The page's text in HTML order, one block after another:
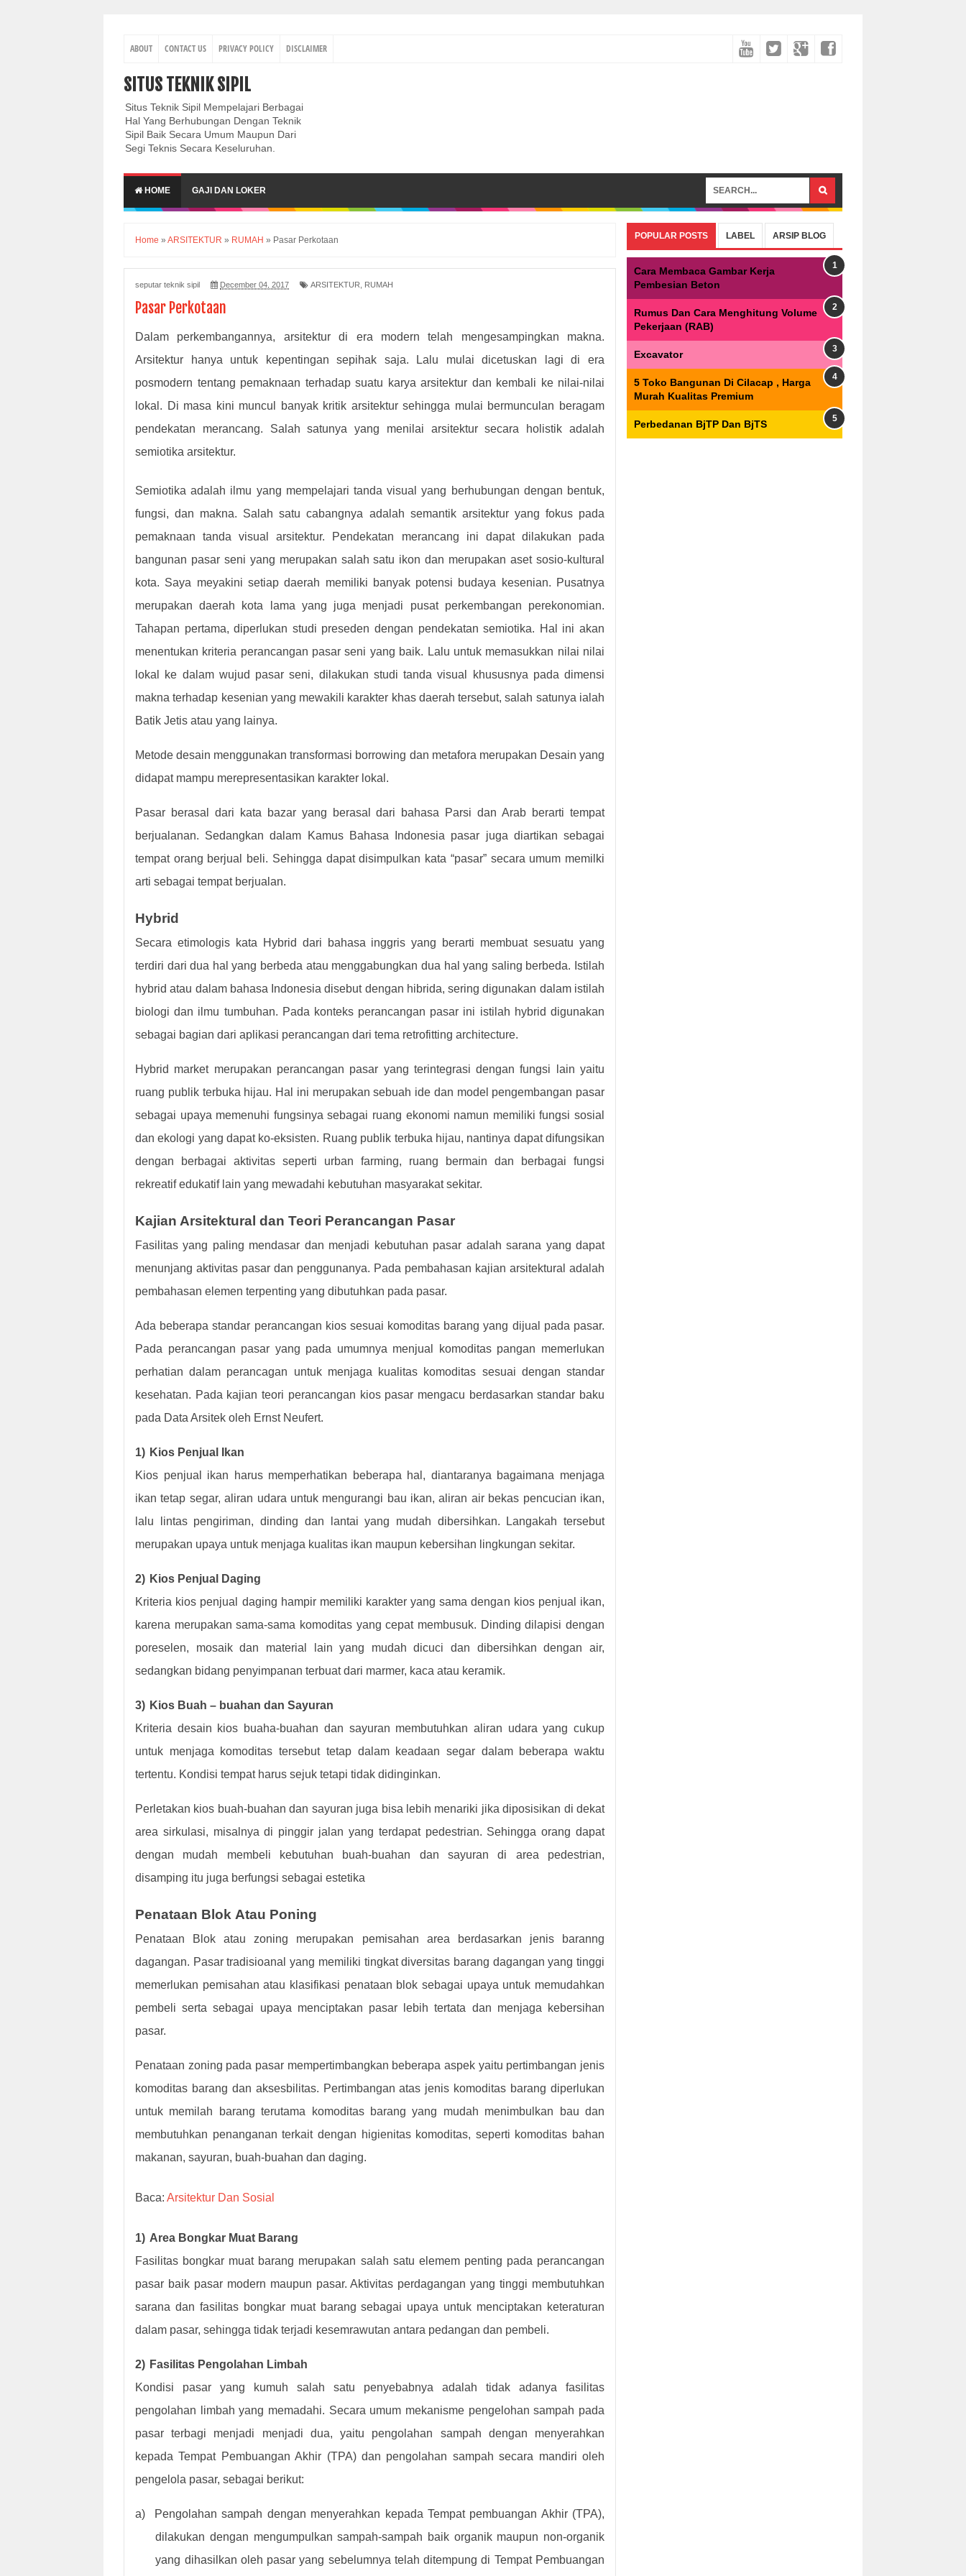
ABOUT CONTACT US PRIVACY POLICY DISCLAIMER
SITUS TEKNIK SIPIL
Situs Teknik Sipil Mempelajari Berbagai
Hal Yang Berhubungan Dengan Teknik
Sipil Baik Secara Umum Maupun Dari
Segi Teknis Secara Keseluruhan.
HOME GAJI DAN LOKER
Home » ARSITEKTUR » RUMAH » Pasar Perkotaan
seputar teknik sipil December 04, 2017 ARSITEKTUR RUMAH
Pasar Perkotaan
Dalam perkembangannya, arsitektur di era modern telah mengesampingkan makna.
Arsitektur hanya untuk kepentingan sepihak saja. Lalu mulai dicetuskan lagi di era
posmodern tentang pemaknaan terhadap suatu karya arsitektur dan kembali ke nilai-nilai
lokal. Di masa kini muncul banyak kritik arsitektur sehingga mulai bermunculan beragam
pendekatan merancang. Salah satunya yang menilai arsitektur secara holistik adalah
semiotika arsitektur.
Semiotika adalah ilmu yang mempelajari tanda visual yang berhubungan dengan bentuk,
fungsi, dan makna. Salah satu cabangnya adalah semantik arsitektur yang fokus pada
pemaknaan tanda visual arsitektur. Pendekatan merancang ini dapat dilakukan pada
bangunan pasar seni yang merupakan salah satu ikon dan merupakan aset sosio-kultural
kota. Saya meyakini setiap daerah memiliki banyak potensi budaya kesenian. Pusatnya
merupakan daerah kota lama yang juga menjadi pusat perkembangan perekonomian.
Tahapan pertama, diperlukan studi preseden dengan pendekatan semiotika. Hal ini akan
menentukan kriteria perancangan pasar seni yang baik. Lalu untuk memasukkan nilai nilai
lokal ke dalam wujud pasar seni, dilakukan studi tanda visual khususnya pada dimensi
makna terhadap kesenian yang mewakili karakter khas daerah tersebut, salah satunya ialah
Batik Jetis atau yang lainya.
Metode desain menggunakan transformasi borrowing dan metafora merupakan Desain yang
didapat mampu merepresentasikan karakter lokal.
Pasar berasal dari kata bazar yang berasal dari bahasa Parsi dan Arab berarti tempat
berjualanan. Sedangkan dalam Kamus Bahasa Indonesia pasar juga diartikan sebagai
tempat orang berjual beli. Sehingga dapat disimpulkan kata “pasar” secara umum memilki
arti sebagai tempat berjualan.
Hybrid
Secara etimologis kata Hybrid dari bahasa inggris yang berarti membuat sesuatu yang
terdiri dari dua hal yang berbeda atau menggabungkan dua hal yang saling berbeda. Istilah
hybrid atau dalam bahasa Indonesia disebut dengan hibrida, sering digunakan dalam istilah
biologi dan ilmu tumbuhan. Pada konteks perancangan pasar ini istilah hybrid digunakan
sebagai bagian dari aplikasi perancangan dari tema retrofitting architecture.
Hybrid market merupakan perancangan pasar yang terintegrasi dengan fungsi lain yaitu
ruang publik terbuka hijau. Hal ini merupakan sebuah ide dan model pengembangan pasar
sebagai upaya memenuhi fungsinya sebagai ruang ekonomi namun memiliki fungsi sosial
dan ekologi yang dapat ko-eksisten. Ruang publik terbuka hijau, nantinya dapat difungsikan
dengan berbagai aktivitas seperti urban farming, ruang bermain dan berbagai fungsi
rekreatif edukatif lain yang mewadahi kebutuhan masyarakat sekitar.
Kajian Arsitektural dan Teori Perancangan Pasar
Fasilitas yang paling mendasar dan menjadi kebutuhan pasar adalah sarana yang dapat
menunjang aktivitas pasar dan penggunanya. Pada pembahasan kajian arsitektural adalah
pembahasan elemen terpenting yang dibutuhkan pada pasar.
Ada beberapa standar perancangan kios sesuai komoditas barang yang dijual pada pasar.
Pada perancangan pasar yang pada umumnya menjual komoditas pangan memerlukan
perhatian dalam perancagan untuk menjaga kualitas komoditas sesuai dengan standar
kesehatan. Pada kajian teori perancangan kios pasar mengacu berdasarkan standar baku
pada Data Arsitek oleh Ernst Neufert.
1) Kios Penjual Ikan
Kios penjual ikan harus memperhatikan beberapa hal, diantaranya bagaimana menjaga
ikan tetap segar, aliran udara untuk mengurangi bau ikan, aliran air bekas pencucian ikan,
lalu lintas pengiriman, dinding dan lantai yang mudah dibersihkan. Langakah tersebut
merupakan upaya untuk menjaga kualitas ikan maupun kebersihan lingkungan sekitar.
2) Kios Penjual Daging
Kriteria kios penjual daging hampir memiliki karakter yang sama dengan kios penjual ikan,
karena merupakan sama-sama komoditas yang cepat membusuk. Dinding dilapisi dengan
poreselen, mosaik dan material lain yang mudah dicuci dan dibersihkan dengan air,
sedangkan bidang penyimpanan terbuat dari marmer, kaca atau keramik.
3) Kios Buah – buahan dan Sayuran
Kriteria desain kios buaha-buahan dan sayuran membutuhkan aliran udara yang cukup
untuk menjaga komoditas tersebut tetap dalam keadaan segar dalam beberapa waktu
tertentu. Kondisi tempat harus sejuk tetapi tidak didinginkan.
Perletakan kios buah-buahan dan sayuran juga bisa lebih menariki jika diposisikan di dekat
area sirkulasi, misalnya di pinggir jalan yang terdapat pedestrian. Sehingga orang dapat
dengan mudah membeli kebutuhan buah-buahan dan sayuran di area pedestrian,
disamping itu juga berfungsi sebagai estetika
Penataan Blok Atau Poning
Penataan Blok atau zoning merupakan pemisahan area berdasarkan jenis baranng
dagangan. Pasar tradisioanal yang memiliki tingkat diversitas barang dagangan yang tinggi
memerlukan pemisahan atau klasifikasi penataan blok sebagai upaya untuk memudahkan
pembeli serta sebagai upaya menciptakan pasar lebih tertata dan menjaga kebersihan
pasar.
Penataan zoning pada pasar mempertimbangkan beberapa aspek yaitu pertimbangan jenis
komoditas barang dan aksesbilitas. Pertimbangan atas jenis komoditas barang diperlukan
untuk memilah barang terutama komoditas barang yang mudah menimbulkan bau dan
membutuhkan penanganan terkait dengan higienitas komoditas, seperti komoditas bahan
makanan, sayuran, buah-buahan dan daging.
Baca: Arsitektur Dan Sosial
1) Area Bongkar Muat Barang
Fasilitas bongkar muat barang merupakan salah satu elemem penting pada perancangan
pasar baik pasar modern maupun pasar. Aktivitas perdagangan yang tinggi membutuhkan
sarana dan fasilitas bongkar muat barang sebagai upaya untuk menciptakan keteraturan
dalam pasar, sehingga tidak terjadi kesemrawutan antara pedangan dan pembeli.
2) Fasilitas Pengolahan Limbah
Kondisi pasar yang kumuh salah satu penyebabnya adalah tidak adanya fasilitas
pengolahan limbah yang memadahi. Secara umum mekanisme pengelohan sampah pada
pasar terbagi menjadi menjadi dua, yaitu pengolahan sampah dengan menyerahkan
kepada Tempat Pembuangan Akhir (TPA) dan pengolahan sampah secara mandiri oleh
pengelola pasar, sebagai berikut:
a)
Pengolahan sampah dengan menyerahkan kepada Tempat pembuangan Akhir (TPA),
dilakukan dengan mengumpulkan sampah-sampah baik organik maupun non-organik
yang dihasilkan oleh pasar yang sebelumnya telah ditempung di Tempat Pembuangan
POPULAR POSTS LABEL ARSIP BLOG
Cara Membaca Gambar Kerja
Pembesian Beton
Rumus Dan Cara Menghitung Volume
Pekerjaan (RAB)
Excavator
5 Toko Bangunan Di Cilacap , Harga
Murah Kualitas Premium
Perbedanan BjTP Dan BjTS